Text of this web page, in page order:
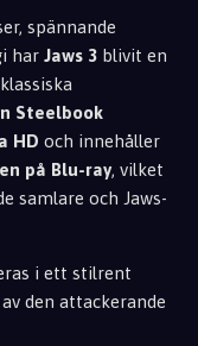
spännande
har Jaws 3 blivit en
Steelbook
HD och innehåller
på Blu-ray, vilket
samlare och Jaws-
i ett stilrent
den attackerande